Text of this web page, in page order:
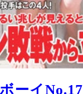
ーイNo.17